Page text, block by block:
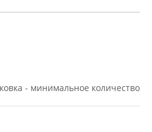
- минимальное количество